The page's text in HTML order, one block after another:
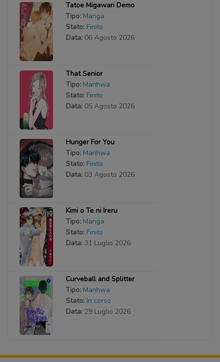
Tatoe Migawari Demo
Tipo: Manga
Stato: Finito
Data: 06 Agosto 2026
That Senior
Tipo: Manhwa
Stato: Finito
Data: 05 Agosto 2026
Hunger For You
Tipo: Manhwa
Stato: Finito
Data: 03 Agosto 2026
Kimi o Te ni Ireru
Tipo: Manga
Stato: Finito
Data: 31 Luglio 2026
Curveball and Splitter
Tipo: Manhwa
Stato: In corso
Data: 29 Luglio 2026